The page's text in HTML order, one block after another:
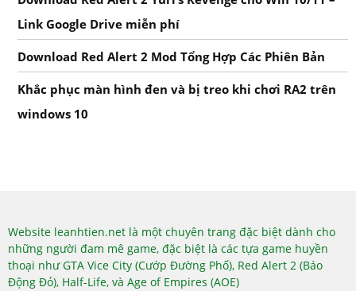
Link Google Drive​ miễn phí
Download Red Alert 2 Mod Tổng Hợp Các Phiên Bản
Khắc phục màn hình đen và bị treo khi chơi RA2 trên
windows 10
Website leanhtien.net là một chuyên trang đặc biệt dành cho
những người đam mê game, đặc biệt là các tựa game huyền
thoại như GTA Vice City (Cướp Đường Phố), Red Alert 2 (Báo
Động Đỏ), Half-Life, và Age of Empires (AOE)